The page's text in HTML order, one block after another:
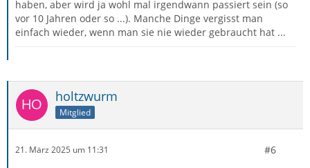
haben, aber wird ja wohl mal irgendwann passiert sein (so
vor 10 Jahren oder so ...). Manche Dinge vergisst man
einfach wieder, wenn man sie nie wieder gebraucht hat ...
holtzwurm
Mitglied
21. März 2025 um 11:31 #6